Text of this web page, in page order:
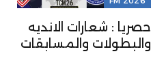
حصريا : شعارات الانديه
والبطولات والمسابقات